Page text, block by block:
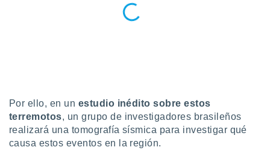
En
de que
Por ello, en un estudio inédito sobre estos
terremotos, un grupo de investigadores brasileños
realizará una tomografía sísmica para investigar qué
causa estos eventos en la región.